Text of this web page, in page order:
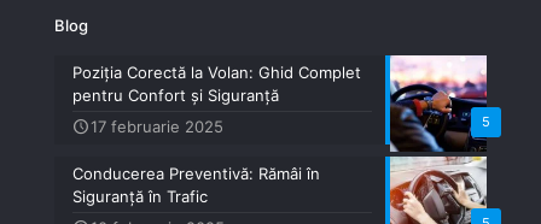
Blog
5
Poziția Corectă la Volan: Ghid Complet
pentru Confort și Siguranță
17 februarie 2025
Conducerea Preventivă: Rămâi în
Siguranță în Trafic